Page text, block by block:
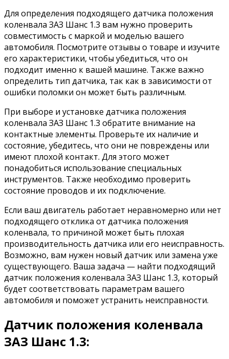
Для определения подходящего датчика положения
коленвала ЗАЗ Шанс 1.3 вам нужно проверить
совместимость с маркой и моделью вашего
автомобиля. Посмотрите отзывы о товаре и изучите
его характеристики, чтобы убедиться, что он
подходит именно к вашей машине. Также важно
определить тип датчика, так как в зависимости от
ошибки поломки он может быть различным.
При выборе и установке датчика положения
коленвала ЗАЗ Шанс 1.3 обратите внимание на
контактные элементы. Проверьте их наличие и
состояние, убедитесь, что они не повреждены или
имеют плохой контакт. Для этого может
понадобиться использование специальных
инструментов. Также необходимо проверить
состояние проводов и их подключение.
Если ваш двигатель работает неравномерно или нет
подходящего отклика от датчика положения
коленвала, то причиной может быть плохая
производительность датчика или его неисправность.
Возможно, вам нужен новый датчик или замена уже
существующего. Ваша задача — найти подходящий
датчик положения коленвала ЗАЗ Шанс 1.3, который
будет соответствовать параметрам вашего
автомобиля и поможет устранить неисправности.
Датчик положения коленвала
ЗАЗ Шанс 1.3: